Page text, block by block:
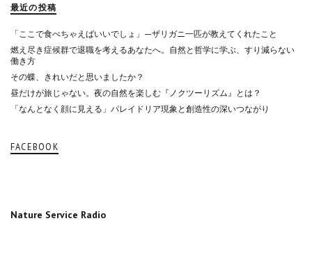
最近の投稿
「ここで食べちゃえばいいでしょ」—ザリガニ一匹が教えてくれたこと
燃え尽き症候群で退職を考えるあなたへ。自然と哲学に学ぶ、すり減らない
働き方
その蝶、きれいだと思いましたか？
昼だけが旅じゃない。夜の自然を楽しむ『ノクツーリズム』とは？
「なんとなく顔に見える」パレイドリア現象と創造性の深いつながり
FACEBOOK
Nature Service Radio